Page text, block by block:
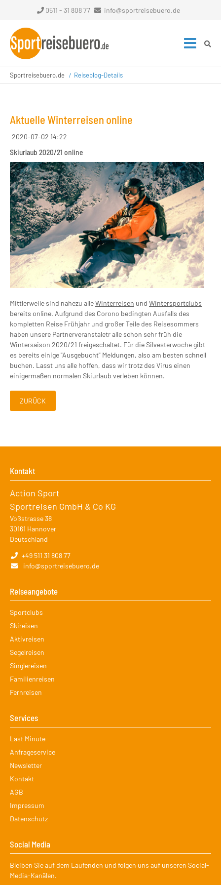
0511 - 31 808 77 info@sportreisebuero.de
Sportreisebuero.de Reiseblog-Details
Aktuelle Winterreisen online
2020-07-02 14:22
Skiurlaub 2020/21 online
Mittlerweile sind nahezu alleWinterreisen und Wintersportclubs
bereits online. Aufgrund des Corono bedingten Ausfalls des
kompletten Reise Frühjahr und großer Teile des Reisesommers
haben unsere Partnerveranstaletr alle schon sehr früh die
Wintersaison 2020/21 freigeschaltet. Für die Silvesterwoche gibt
es bereits einige "Ausgebucht" Meldungen, also am besten schnell
buchen. Lasst uns alle hoffen, dass wir trotz des Virus einen
einigermaßen normalen Skiurlaub verleben können.
ZURÜCK
Kontakt
Action Sport
Sportreisen GmbH & Co KG
Voßstrasse 38
30161 Hannover
Deutschland
+49 511 31 808 77
info@sportreisebuero.de
Reiseangebote
Navigation
überspringen
Sportclubs
Skireisen
Aktivreisen
Segelreisen
Singlereisen
Familienreisen
Fernreisen
Services
Navigation
überspringen
Last Minute
Anfrageservice
Newsletter
Kontakt
AGB
Impressum
Datenschutz
Social Media
Bleiben Sie auf dem Laufenden und folgen uns auf unseren Social-
Media-Kanälen.